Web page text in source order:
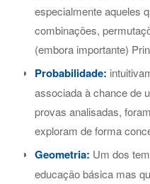
especialmente aqueles
combinações,
(embora importante)
Probabilidade:
associada à chance de
provas analisadas,
exploram de forma
Geometria: Um dos
educação básica mas